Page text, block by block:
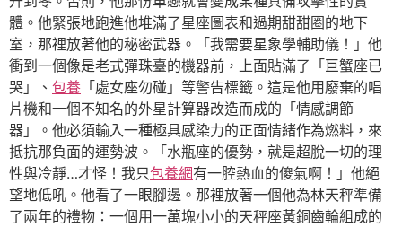
體。他緊張地跑進他堆滿了星座圖表和過期甜甜圈的地下
室，那裡放著他的秘密武器。「我需要星象學輔助儀！」他
衝到一個像是老式彈珠臺的機器前，上面貼滿了「巨蟹座已
哭」、 包養 「處女座勿碰」等警告標籤。這是他用廢棄的唱
片機和一個不知名的外星計算器改造而成的「情感調節
器」。他必須輸入一種極具感染力的正面情緒作為燃料，來
抵抗那負面的運勢波。「水瓶座的優勢，就是超脫一切的理
性與冷靜…才怪！我只包養網有一腔熱血的傻氣啊！」他絕
望地低吼。他看了一眼腳邊。那裡放著一個他為林天秤準備
了兩年的禮物：一個用一萬塊小小的天秤座黃銅齒輪組成的